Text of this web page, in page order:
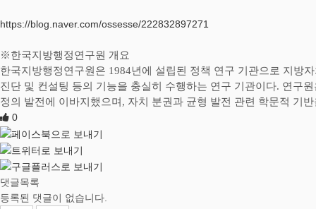
https://blog.naver.com/ossesse/222832897271
※한국지방행정연구원 개요
한국지방행정연구원은 1984년에 설립된 정책 연구 기관으로 지방
진단 및 컨설팅 등의 기능을 충실히 수행하는 연구 기관이다. 연구
정의 발전에 이바지했으며 , 자치 분권과 균형 발전 관련 학문적 기
0
댓글목록
등록된 댓글이 없습니다.